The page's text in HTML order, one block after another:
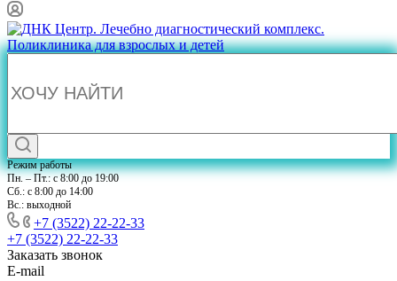
Режим работы
Пн. – Пт.: с 8:00 до 19:00
Сб.: с 8:00 до 14:00
Вс.: выходной
+7 (3522) 22-22-33
+7 (3522) 22-22-33
Заказать звонок
E-mail